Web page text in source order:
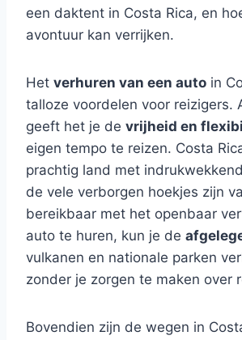
een daktent in Costa Rica, en
avontuur kan verrijken.
Het verhuren van een auto in
talloze voordelen voor reizigers.
geeft het je de vrijheid en
eigen tempo te reizen. Costa
prachtig land met
de vele verborgen hoekjes zijn
bereikbaar met het openbaar
auto te huren, kun je de
vulkanen en nationale parken
zonder je zorgen te maken over
Bovendien zijn de wegen in